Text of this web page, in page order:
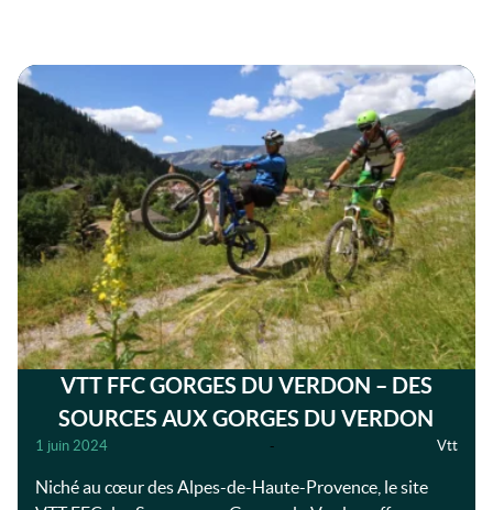
VTT FFC GORGES DU VERDON – DES
SOURCES AUX GORGES DU VERDON
1 juin 2024 - Vtt
Niché au cœur des Alpes-de-Haute-Provence, le site